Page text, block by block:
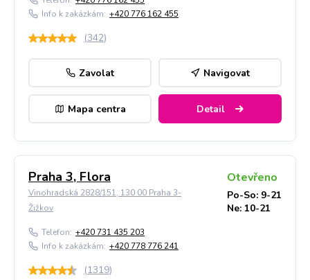
Info k zakázkám: +420 776 162 455
(342)
Zavolat Navigovat
Mapa centra Detail
Praha 3, Flora
Vinohradská 2828/151, 130 00 Praha 3-
Žižkov
Otevřeno
Po-So: 9-21
Ne: 10-21
Telefon: +420 731 435 203
Info k zakázkám: +420 778 776 241
(1319)